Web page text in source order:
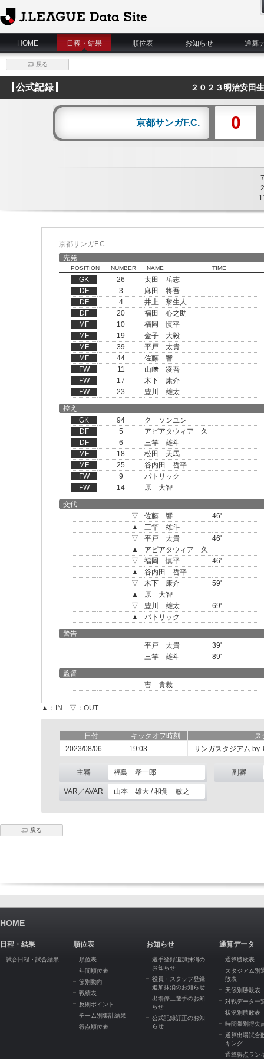
J.League Data Site
HOME
日程・結果 順位表 お知らせ 通算
戻る
公式記録 ２０２３明治安田
京都サンガF.C. 0
7
2
京都サンガF.C.
先発
POSITION NUMBER NAME TIME
GK 26
太田 岳志
DF
3
麻田 将吾
DF
4
井上 黎生人
DF
20
福田 心之助
MF
10
福岡 慎平
MF
19
金子 大毅
MF
39
平戸 太貴
MF
44
佐藤 響
FW
11
山﨑 凌吾
FW
17
木下 康介
FW
23
豊川 雄太
控え
GK
94
ク ソンユン
DF
5
アピアタウィア 久
DF
6
三竿 雄斗
MF
18
松田 天馬
MF
25
谷内田 哲平
FW
9
パトリック
FW
14
原 大智
交代
▽
佐藤 響
46'
▲
三竿 雄斗
▽
平戸 太貴
46'
▲
アピアタウィア 久
▽
福岡 慎平
46'
▲
谷内田 哲平
▽
木下 康介
59'
▲
原 大智
▽
豊川 雄太
69'
▲
パトリック
警告
平戸 太貴
39'
三竿 雄斗
89'
監督
曺 貴裁
▲：IN ▽：OUT
日付 キックオフ時刻
ス
2023/08/06
19:03 サンガスタジアム by
主審 福島 孝一郎 副審
VAR／AVAR 山本 雄大 / 和角 敏之
戻る
HOME
日程・結果
試合日程・試合結果
順位表
順位表
年間順位表
節別動向
戦績表
反則ポイント
チーム別集計結果
得点順位表
お知らせ
選手登録追加抹消の
お知らせ
役員・スタッフ登録
追加抹消のお知らせ
出場停止選手のお知
らせ
公式記録訂正のお知
らせ
通算データ
通算勝敗表
スタジアム別
敗表
天候別勝敗表
対戦データ一
状況別勝敗表
時間帯別得失
通算出場試合
キング
通算得点ラン